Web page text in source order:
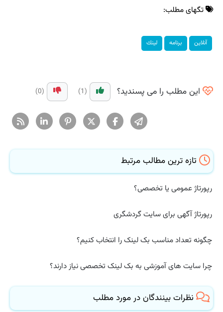
تگهای مطلب:
آنلاین برنامه لینك
این مطلب را می پسندید؟ (1)
(0)
تازه ترین مطالب مرتبط
رپورتاژ عمومی یا تخصصی؟
رپورتاژ آگهی برای سایت گردشگری
چگونه تعداد مناسب بک لینک را انتخاب کنیم؟
چرا سایت های آموزشی به بک لینک تخصصی نیاز دارند؟
نظرات بینندگان در مورد مطلب